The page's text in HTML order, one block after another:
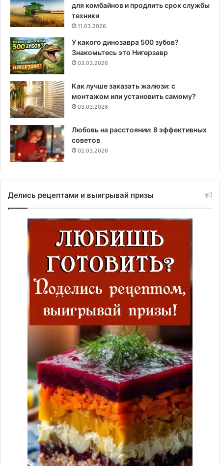
для комбайнов и продлить срок службы
техники
11.03.2026
У какого динозавра 500 зубов?
Знакомьтесь это Нигерзавр
03.03.2026
Как лучше заказать жалюзи: с
монтажом или установить самому?
03.03.2026
Любовь на расстоянии: 8 эффективных
советов
02.03.2026
Делись рецептами и выигрывай призы